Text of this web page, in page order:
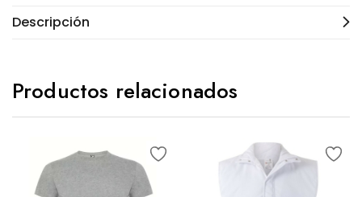
Descripción
Productos relacionados